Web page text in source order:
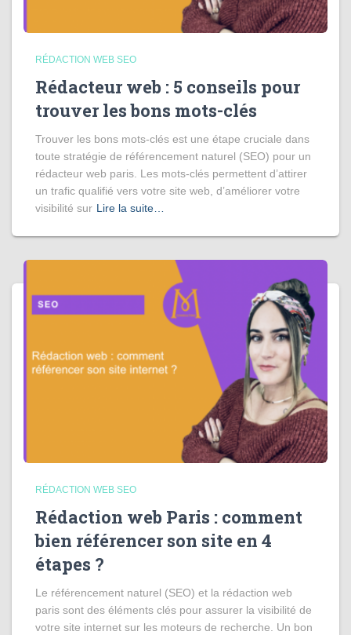
RÉDACTION WEB SEO
Rédacteur web : 5 conseils pour
trouver les bons mots-clés
Trouver les bons mots-clés est une étape cruciale dans
toute stratégie de référencement naturel (SEO) pour un
rédacteur web paris. Les mots-clés permettent d’attirer
un trafic qualifié vers votre site web, d’améliorer votre
visibilité sur Lire la suite…
RÉDACTION WEB SEO
Rédaction web Paris : comment
bien référencer son site en 4
étapes ?
Le référencement naturel (SEO) et la rédaction web
paris sont des éléments clés pour assurer la visibilité de
votre site internet sur les moteurs de recherche. Un bon